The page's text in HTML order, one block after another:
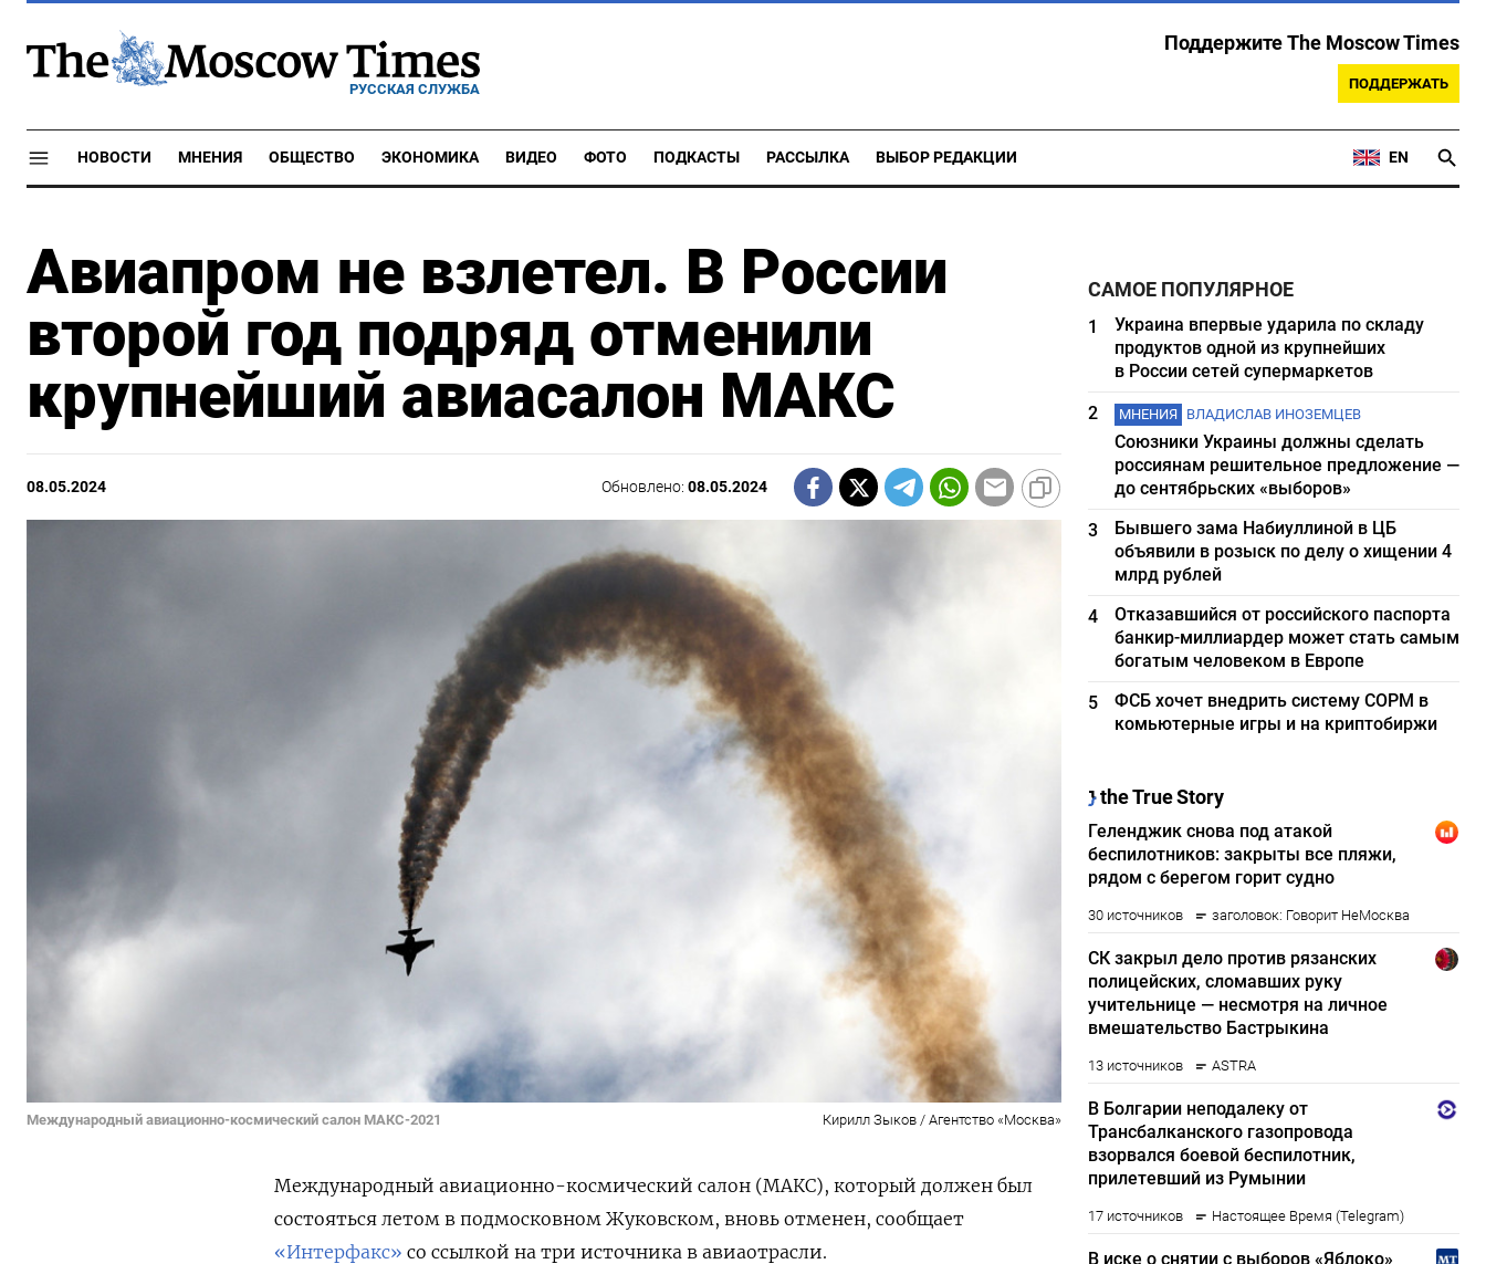
РУССКАЯ СЛУЖБА
Поддержите The Moscow Times
ПОДДЕРЖАТЬ
НОВОСТИ МНЕНИЯ ОБЩЕСТВО ЭКОНОМИКА ВИДЕО ФОТО ПОДКАСТЫ РАССЫЛКА ВЫБОР РЕДАКЦИИ EN
Авиапром не взлетел. В России
второй год подряд отменили
крупнейший авиасалон МАКС
08.05.2024 Обновлено:08.05.2024
Международный авиационно-космический салон МАКС-2021 Кирилл Зыков / Агентство «Москва»
Международный авиационно-космический салон (МАКС), который должен был
состояться летом в подмосковном Жуковском, вновь отменен, сообщает
«Интерфакс» со ссылкой на три источника в авиаотрасли.
САМОЕ ПОПУЛЯРНОЕ
1
Украина впервые ударила по складу
продуктов одной из крупнейших
в России сетей супермаркетов
2
МНЕНИЯ ВЛАДИСЛАВ ИНОЗЕМЦЕВ
Союзники Украины должны сделать
россиянам решительное предложение —
до сентябрьских «выборов»
3
Бывшего зама Набиуллиной в ЦБ
объявили в розыск по делу о хищении 4
млрд рублей
4
Отказавшийся от российского паспорта
банкир-миллиардер может стать самым
богатым человеком в Европе
5
ФСБ хочет внедрить систему СОРМ в
комьютерные игры и на криптобиржи